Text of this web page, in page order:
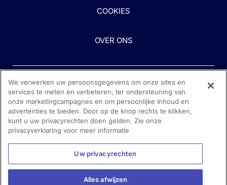
COOKIES
OVER ONS
Heeft u hulp nodig?
Neem contact met ons op
We verwerken uw persoonsgegevens om onze sites en
services te meten en verbeteren, ter ondersteuning van
onze marketingcampagnes en om persoonlijke inhoud en
advertenties te bieden. Door op de knop rechts te klikken,
kunt u uw privacyrechten doen gelden. Zie onze
privacyverklaring voor meer informatie
Uw privacyrechten
Alles afwijzen